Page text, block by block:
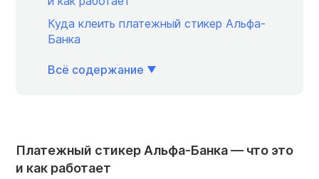
Куда клеить платежный стикер Альфа-
Банка
Всё содержание
Платежный стикер Альфа-Банка — что это
и как работает